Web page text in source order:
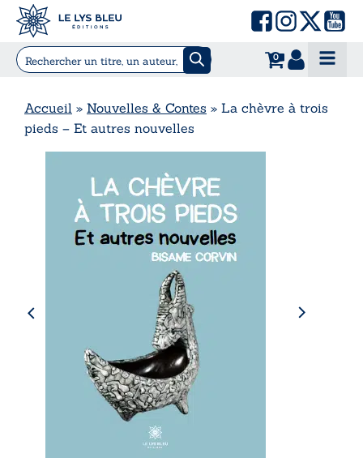
0
Accueil » Nouvelles & Contes » La chèvre à trois
pieds – Et autres nouvelles